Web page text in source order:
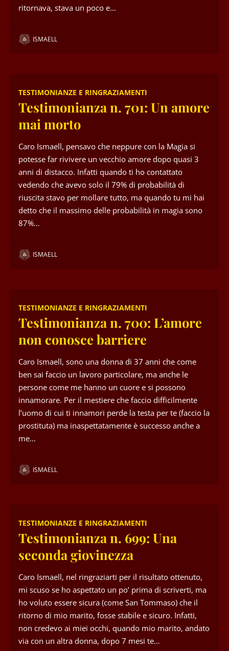
ritornava, stava un poco e…
ISMAELL
TESTIMONIANZE E RINGRAZIAMENTI
Testimonianza n. 701: Un amore
mai morto
Caro Ismaell, pensavo che neppure con la Magia si
potesse far rivivere un vecchio amore dopo quasi 3
anni di distacco. Infatti quando ti ho contattato
vedendo che avevo solo il 79% di probabilità di
riuscita stavo per mollare tutto, ma quando tu mi hai
detto che il massimo delle probabilità in magia sono
87%…
ISMAELL
TESTIMONIANZE E RINGRAZIAMENTI
Testimonianza n. 700: L’amore
non conosce barriere
Caro Ismaell, sono una donna di 37 anni che come
ben sai faccio un lavoro particolare, ma anche le
persone come me hanno un cuore e si possono
innamorare. Per il mestiere che faccio difficilmente
l’uomo di cui ti innamori perde la testa per te (faccio la
prostituta) ma inaspettatamente è successo anche a
me…
ISMAELL
TESTIMONIANZE E RINGRAZIAMENTI
Testimonianza n. 699: Una
seconda giovinezza
Caro Ismaell, nel ringraziarti per il risultato ottenuto,
mi scuso se ho aspettato un po’ prima di scriverti, ma
ho voluto essere sicura (come San Tommaso) che il
ritorno di mio marito, fosse stabile e sicuro. Infatti,
non credevo ai miei occhi, quando mio marito, andato
via con un altra donna, dopo 7 mesi te…